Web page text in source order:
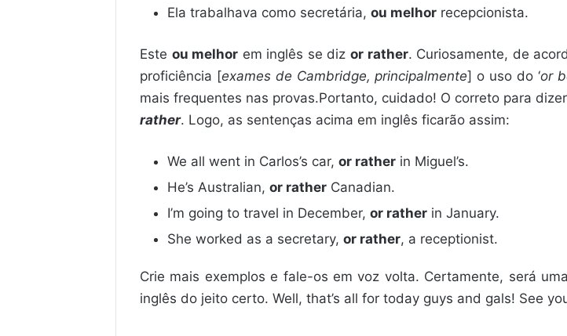
Ela trabalhava como secretária, ou melhor recepcionista.
Este ou melhor em inglês se diz or rather. Curiosamente, de
proficiência [exames de Cambridge, principalmente] o uso do ‘or
mais frequentes nas provas.Portanto, cuidado! O correto para dizer
rather. Logo, as sentenças acima em inglês ficarão assim:
We all went in Carlos’s car, or rather in Miguel’s.
He’s Australian, or rather Canadian.
I’m going to travel in December, or rather in January.
She worked as a secretary, or rather, a receptionist.
Crie mais exemplos e fale-os em voz volta. Certamente, será
inglês do jeito certo. Well, that’s all for today guys and gals! See